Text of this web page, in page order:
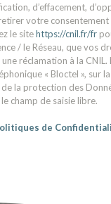
d’effacement,
votre
le sitehttps://cnil.fr/fr
/ le Réseau, que vos
réclamation à la
« Bloctel », sur
de la protection des
champ de saisie libre.
de